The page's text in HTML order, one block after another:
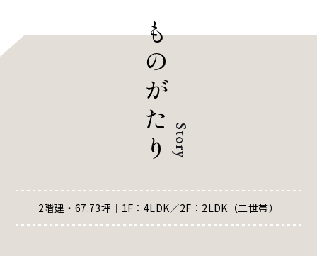
も
の
が
た
りStory
2階建・67.73坪｜1F：4LDK／2F：2LDK（二世帯）